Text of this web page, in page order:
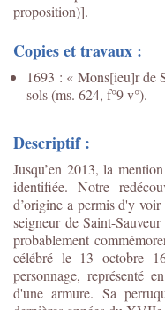
proposition)].
Copies et travaux :
1693 : « Mons[ieu]r de
sols (ms. 624, f°9 v°).
Descriptif :
Jusqu’en 2013, la
identifiée. Notre
d’origine a permis d'y
seigneur de Saint-
probablement
célébré le 13 octobre
personnage, représenté
d'une armure. Sa